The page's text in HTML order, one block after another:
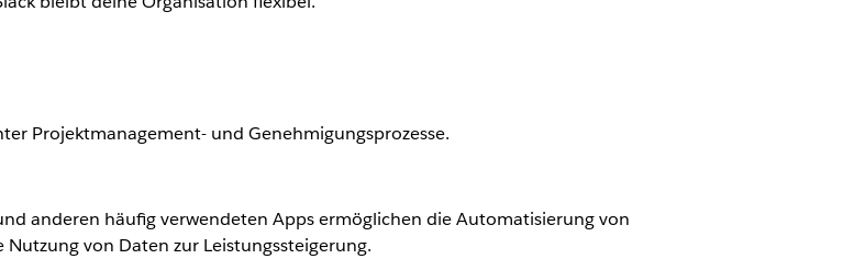
Projektmanagement- und Genehmigungsprozesse.
anderen häufig verwendeten Apps ermöglichen die Automatisierung von
von Daten zur Leistungssteigerung.